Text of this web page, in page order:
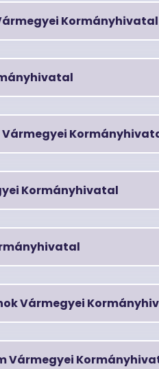
Kormányhivatal
Kormányhivatal
Vármegyei
Vármegyei